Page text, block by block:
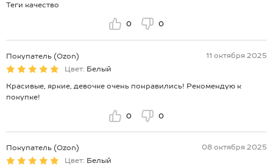
Теги качество
0 0
Покупатель (Ozon)
11 октября 2025
Цвет: Белый
Красивые, яркие, девочке очень понравились! Рекомендую к
покупке!
0 0
Покупатель (Ozon)
08 октября 2025
Цвет: Белый